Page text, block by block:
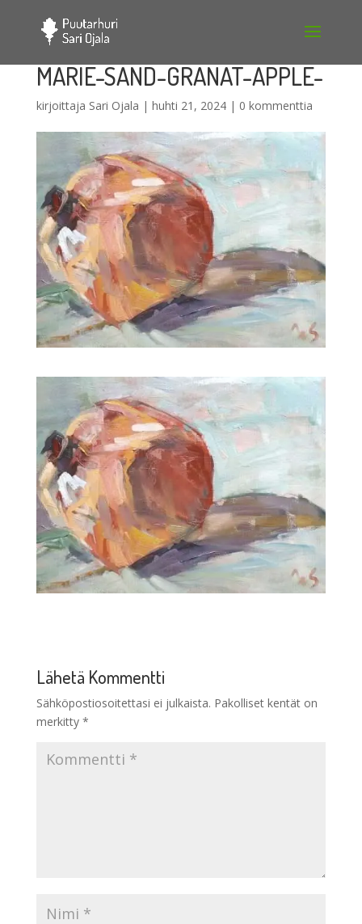
MARIE-SAND-GRANAT-APPLE-
kirjoittaja Sari Ojala | huhti 21, 2024| 0 kommenttia
Lähetä Kommentti
Sähköpostiosoitettasi ei julkaista. Pakolliset kentät on
merkitty *